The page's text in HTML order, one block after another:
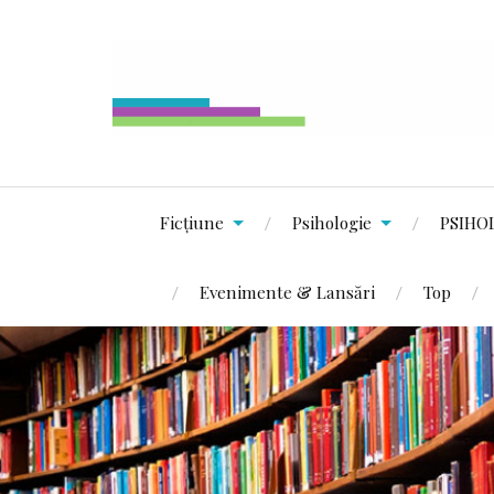
Ficțiune Psihologie
Evenimente & Lansări Top